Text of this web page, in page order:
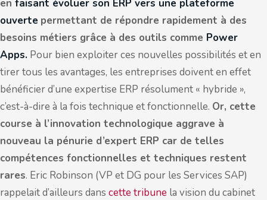
en faisant évoluer son ERP vers une plateforme
ouverte permettant de répondre rapidement à des
besoins métiers grâce à des outils comme Power
Apps. Pour bien exploiter ces nouvelles possibilités et en
tirer tous les avantages, les entreprises doivent en effet
bénéficier d’une expertise ERP résolument « hybride »,
c’est-à-dire à la fois technique et fonctionnelle. Or, cette
course à l’innovation technologique aggrave à
nouveau la pénurie d’expert ERP car de telles
compétences fonctionnelles et techniques restent
rares. Eric Robinson (VP et DG pour les Services SAP)
rappelait d’ailleurs dans cette tribune la vision du cabinet